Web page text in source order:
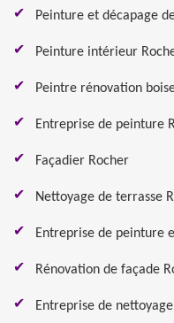
Peinture et décapage
Peinture intérieur
Peintre rénovation
Entreprise de peinture
Façadier Rocher
Nettoyage de terrasse
Entreprise de peinture
Rénovation de façade
Entreprise de